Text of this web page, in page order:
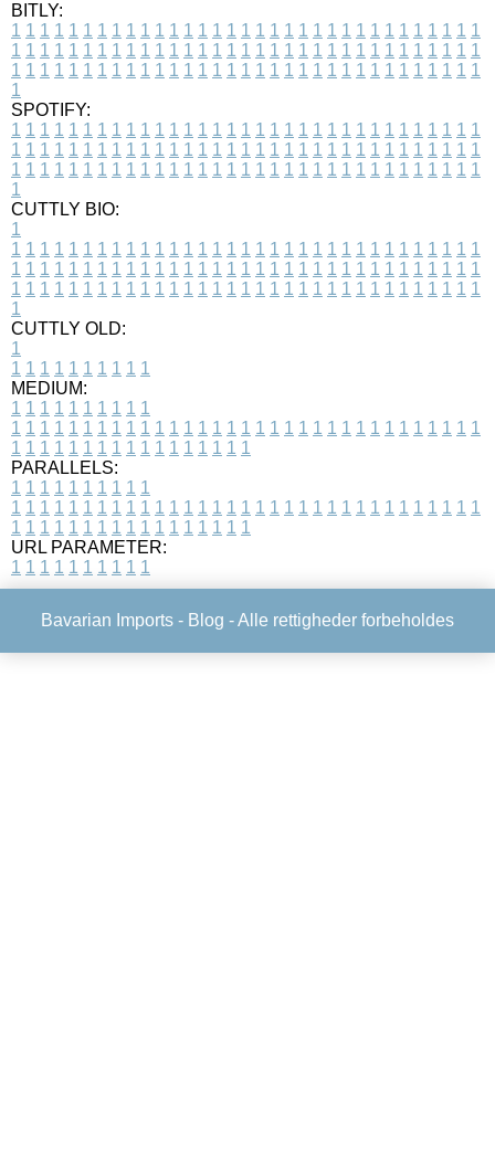
BITLY:
1 1 1 1 1 1 1 1 1 1 1 1 1 1 1 1 1 1 1 1 1 1 1 1 1 1 1 1 1 1 1 1 1
1 1 1 1 1 1 1 1 1 1 1 1 1 1 1 1 1 1 1 1 1 1 1 1 1 1 1 1 1 1 1 1 1
1 1 1 1 1 1 1 1 1 1 1 1 1 1 1 1 1 1 1 1 1 1 1 1 1 1 1 1 1 1 1 1 1
1
SPOTIFY:
1 1 1 1 1 1 1 1 1 1 1 1 1 1 1 1 1 1 1 1 1 1 1 1 1 1 1 1 1 1 1 1 1
1 1 1 1 1 1 1 1 1 1 1 1 1 1 1 1 1 1 1 1 1 1 1 1 1 1 1 1 1 1 1 1 1
1 1 1 1 1 1 1 1 1 1 1 1 1 1 1 1 1 1 1 1 1 1 1 1 1 1 1 1 1 1 1 1 1
1
CUTTLY BIO:
1
1 1 1 1 1 1 1 1 1 1 1 1 1 1 1 1 1 1 1 1 1 1 1 1 1 1 1 1 1 1 1 1 1
1 1 1 1 1 1 1 1 1 1 1 1 1 1 1 1 1 1 1 1 1 1 1 1 1 1 1 1 1 1 1 1 1
1 1 1 1 1 1 1 1 1 1 1 1 1 1 1 1 1 1 1 1 1 1 1 1 1 1 1 1 1 1 1 1 1
1
CUTTLY OLD:
1
1 1 1 1 1 1 1 1 1 1
MEDIUM:
1 1 1 1 1 1 1 1 1 1
1 1 1 1 1 1 1 1 1 1 1 1 1 1 1 1 1 1 1 1 1 1 1 1 1 1 1 1 1 1 1 1 1
1 1 1 1 1 1 1 1 1 1 1 1 1 1 1 1 1
PARALLELS:
1 1 1 1 1 1 1 1 1 1
1 1 1 1 1 1 1 1 1 1 1 1 1 1 1 1 1 1 1 1 1 1 1 1 1 1 1 1 1 1 1 1 1
1 1 1 1 1 1 1 1 1 1 1 1 1 1 1 1 1
URL PARAMETER:
1 1 1 1 1 1 1 1 1 1
Bavarian Imports - Blog - Alle rettigheder forbeholdes